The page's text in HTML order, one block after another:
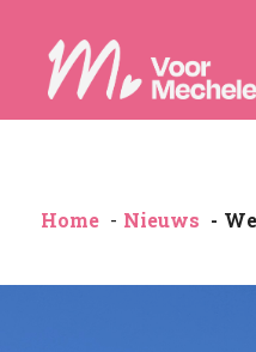
Home Nieuws